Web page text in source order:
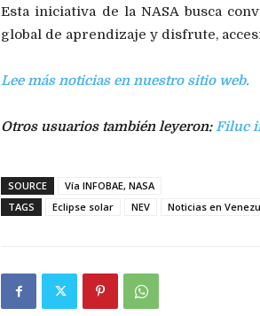
Esta iniciativa de la NASA busca
global de aprendizaje y disfrute,
Lee más noticias en nuestro sitio web.
Otros usuarios también leyeron:Filuc
SOURCE
Vía INFOBAE, NASA
TAGS
Eclipse solar NEV Noticias en